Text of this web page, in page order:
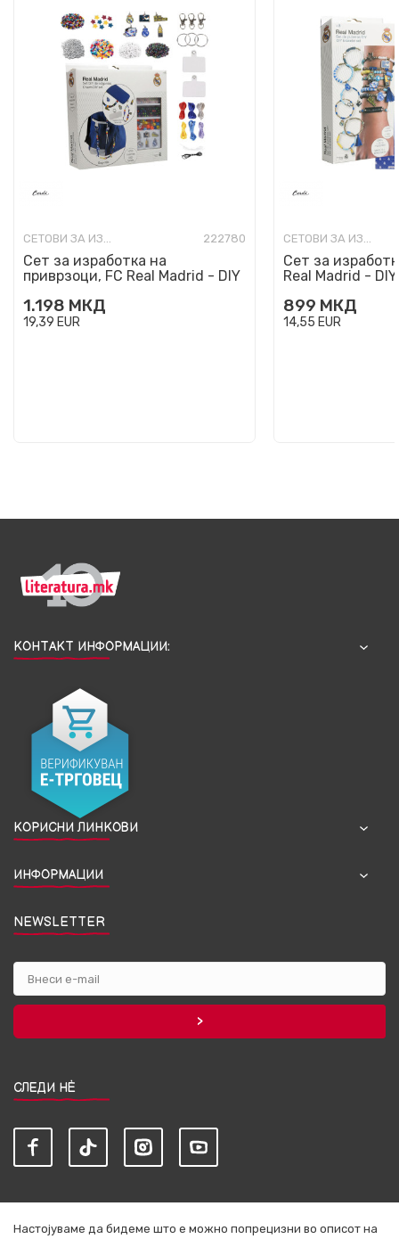
СЕТОВИ ЗА ИЗРАБОТКА 222780
Сет за изработка на
приврзоци, FC Real Madrid - DIY
1.198 МКД
19,39 EUR
СЕТОВИ ЗА ИЗРАБОТКА
Сет за
Real Madrid -
899 МКД
14,55 EUR
КОНТАКТ ИНФОРМАЦИИ:
КОРИСНИ ЛИНКОВИ
ИНФОРМАЦИИ
NEWSLETTER
СЛЕДИ НЀ
Настојуваме да бидеме што е можно попрецизни во описот на